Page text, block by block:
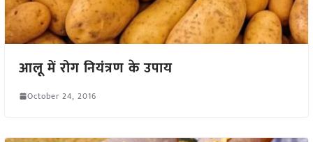
आलू में रोग नियंत्रण के उपाय
October 24, 2016